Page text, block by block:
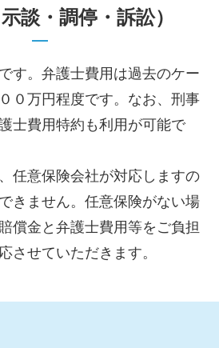
談・調停・訴訟）
す。弁護士費用は過去のケー
０万円程度です。なお、刑事
士費用特約も利用が可能で
任意保険会社が対応しますの
きません。任意保険がない場
償金と弁護士費用等をご負担
させていただきます。